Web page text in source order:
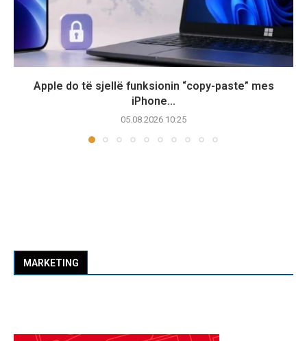
Apple do të sjellë funksionin “copy-paste” mes
iPhone...
05.08.2026 10:25
MARKETING